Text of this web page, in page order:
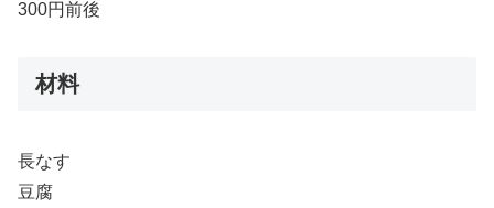
300円前後
材料
長なす
豆腐